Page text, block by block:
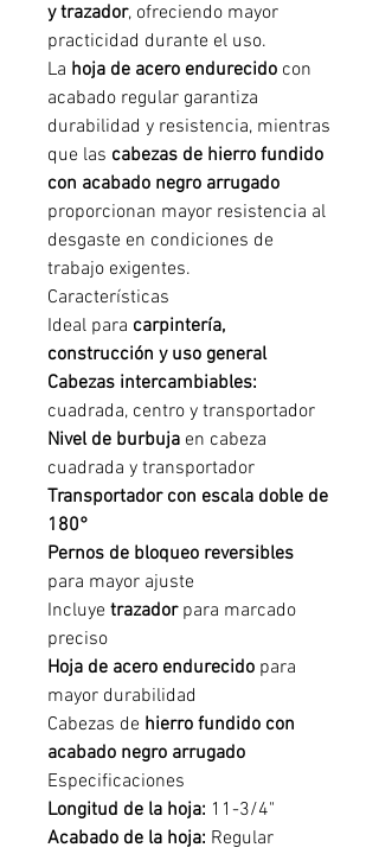
y trazador, ofreciendo mayor
practicidad durante el uso.
La hoja de acero endurecido con
acabado regular garantiza
durabilidad y resistencia, mientras
que las cabezas de hierro fundido
con acabado negro arrugado
proporcionan mayor resistencia al
desgaste en condiciones de
trabajo exigentes.
Características
Ideal para carpintería,
construcción y uso general
Cabezas intercambiables:
cuadrada, centro y transportador
Nivel de burbuja en cabeza
cuadrada y transportador
Transportador con escala doble de
180°
Pernos de bloqueo reversibles
para mayor ajuste
Incluye trazadorpara marcado
preciso
Hoja de acero endurecido para
mayor durabilidad
Cabezas de hierro fundido con
acabado negro arrugado
Especificaciones
Longitud de la hoja: 11-3/4"
Acabado de la hoja: Regular